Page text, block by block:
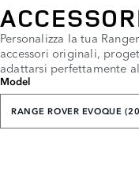
Personalizza la tua
accessori originali,
adattarsi perfettamente
Model
RANGE ROVER EVOQUE